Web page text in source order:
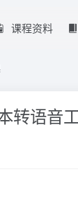
课程资料
转语音